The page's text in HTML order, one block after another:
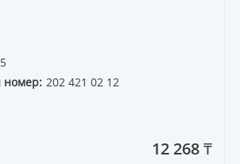
номер: 202 421 02 12
12 268 ₸